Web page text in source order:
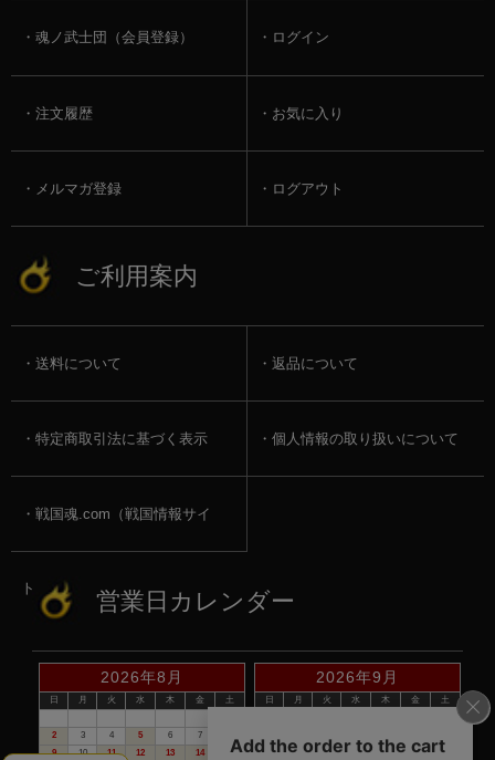
魂ノ武士団（会員登録） ログイン
注文履歴 お気に入り
メルマガ登録 ログアウト
ご利用案内
送料について 返品について
特定商取引法に基づく表示 個人情報の取り扱いについて
戦国魂.com（戦国情報サイ
ト） 営業日カレンダー
2026年8月
日 月 火 水 木 金
土
2
3 4 5 6 7
9
10 11 12 13 14 15
2026年9月
日 月 火 水 木 金
土
13
14 15 16 17 18 19